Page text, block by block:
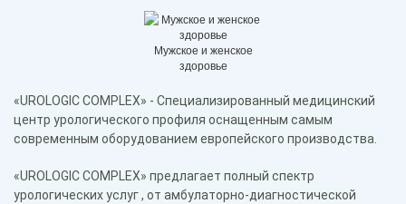
Мужское и женское
здоровье
«UROLOGIC COMPLEX» - Специализированный медицинский
центр урологического профиля оснащенным самым
современным оборудованием европейского производства.
«UROLOGIC COMPLEX» предлагает полный спектр
урологических услуг , от амбулаторно-диагностической